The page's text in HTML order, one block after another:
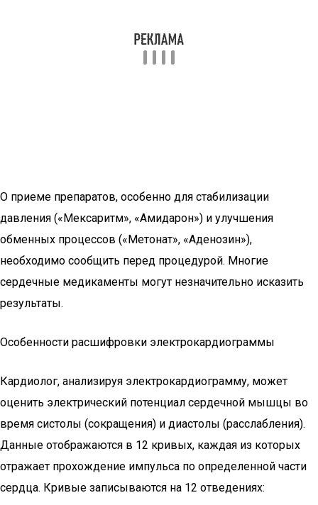
О приеме препаратов, особенно для стабилизации
давления («Мексаритм», «Амидарон») и улучшения
обменных процессов («Метонат», «Аденозин»),
необходимо сообщить перед процедурой. Многие
сердечные медикаменты могут незначительно исказить
результаты.
Особенности расшифровки электрокардиограммы
Кардиолог, анализируя электрокардиограмму, может
оценить электрический потенциал сердечной мышцы во
время систолы (сокращения) и диастолы (расслабления).
Данные отображаются в 12 кривых, каждая из которых
отражает прохождение импульса по определенной части
сердца. Кривые записываются на 12 отведениях: